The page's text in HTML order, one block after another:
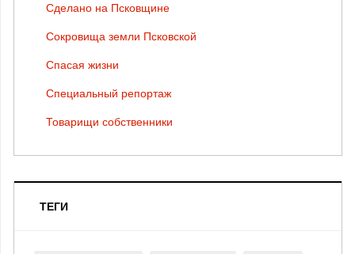
Сделано на Псковщине
Сокровища земли Псковской
Спасая жизни
Специальный репортаж
Товарищи собственники
ТЕГИ